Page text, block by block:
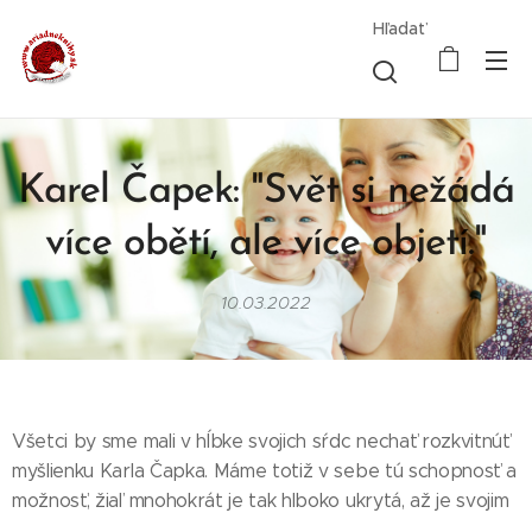
Hľadať
Karel Čapek: "Svět si nežádá
více obětí, ale více objetí."
10.03.2022
Všetci by sme mali v hĺbke svojich sŕdc nechať rozkvitnúť
myšlienku Karla Čapka. Máme totiž v sebe tú schopnosť a
možnosť, žiaľ mnohokrát je tak hlboko ukrytá, až je svojim